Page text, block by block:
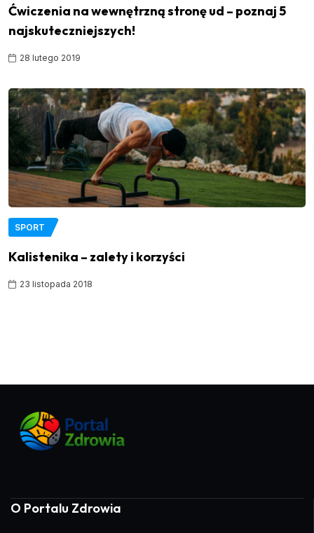
Ćwiczenia na wewnętrzną stronę ud – poznaj 5
najskuteczniejszych!
28 lutego 2019
SPORT
Kalistenika – zalety i korzyści
23 listopada 2018
O Portalu Zdrowia